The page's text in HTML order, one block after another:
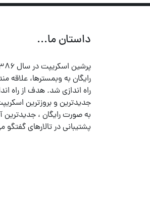
داستان ما...
رایگان به وبمسترها، علاقه
راه اندازی شد. هدف از راه
جدیدترین و بروزترین
به صورت رایگان ،
پشتیبانی در تالارهای گفتگو